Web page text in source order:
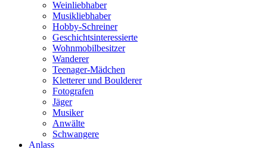
Weinliebhaber
Musikliebhaber
Hobby-Schreiner
Geschichtsinteressierte
Wohnmobilbesitzer
Wanderer
Teenager-Mädchen
Kletterer und Boulderer
Fotografen
Jäger
Musiker
Anwälte
Schwangere
Anlass